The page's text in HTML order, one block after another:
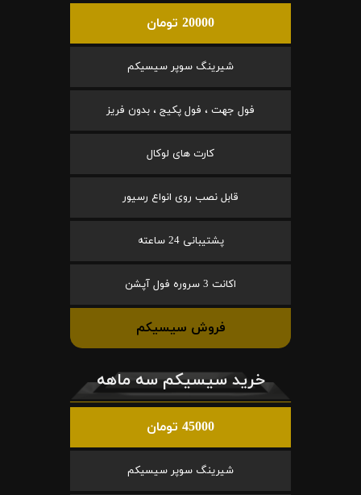
20000 تومان
شیرینگ سوپر سیسیکم
فول جهت ، فول پکیج ، بدون فریز
کارت های لوکال
قابل نصب روی انواع رسیور
پشتیبانی 24 ساعته
اکانت 3 سروره فول آپشن
فروش سیسیکم
خرید سیسیکم سه ماهه
45000 تومان
شیرینگ سوپر سیسیکم